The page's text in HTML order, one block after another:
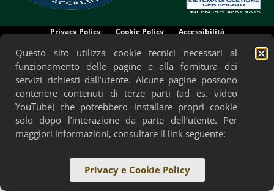
Privacy Policy Cookie Policy Accessibilità
Questo sito utilizza cookie tecnici necessari al
funzionamento delle pagine e alla fornitura dei
servizi richiesti dall’utente. Alcune pagine possono
contenere contenuti di terze parti (ad es. video
YouTube) che potrebbero installare propri cookie
solo dopo l’interazione da parte dell’utente. Per
maggiori informazioni, consultare il link seguente:
Privacy e Cookie Policy